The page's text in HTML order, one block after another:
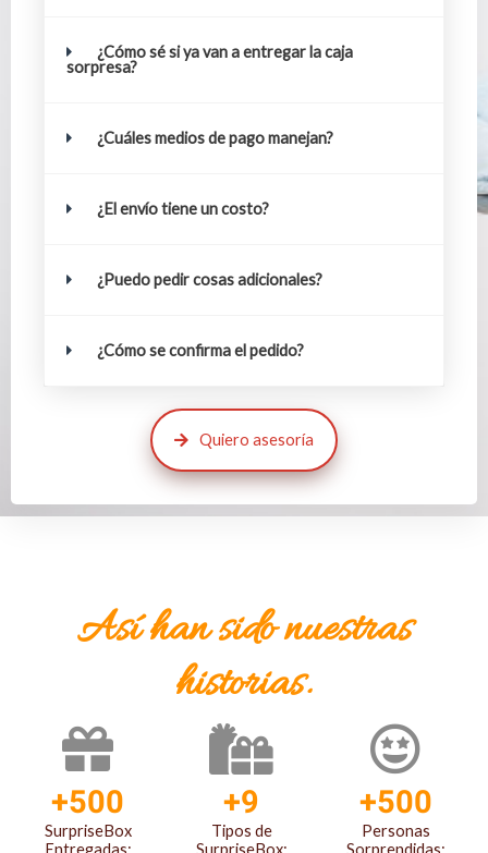
¿Cómo sé si ya van a entregar la caja
sorpresa?
¿Cuáles medios de pago manejan?
¿El envío tiene un costo?
¿Puedo pedir cosas adicionales?
¿Cómo se confirma el pedido?
Quiero asesoría
Así han sido nuestras
historias.
+500
SurpriseBox
Entregadas:
+9
Tipos de
SurpriseBox:
+500
Personas
Sorprendidas: